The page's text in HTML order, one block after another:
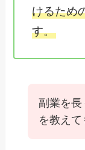
けるため
す。
副業を長
を教えて